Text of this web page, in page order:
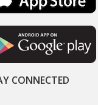
CONNECTED